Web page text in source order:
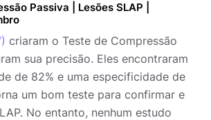
Passiva | Lesões SLAP |
criaram o Teste de Compressão
sua precisão. Eles encontraram
de 82% e uma especificidade de
um bom teste para confirmar e
No entanto, nenhum estudo